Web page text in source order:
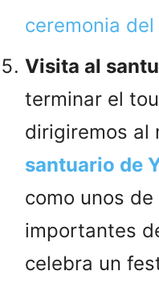
ceremonia
Visita al
terminar el
dirigiremos al
santuario de
como unos
importantes
celebra un